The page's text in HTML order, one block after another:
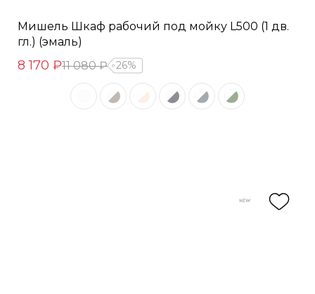
Мишель Шкаф рабочий под мойку L500 (1 дв.
гл.) (эмаль)
8 170 ₽11 080 ₽ 26%